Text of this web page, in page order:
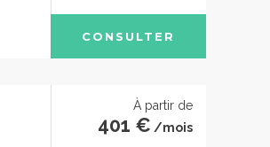
CONSULTER
À partir de
401 € /mois